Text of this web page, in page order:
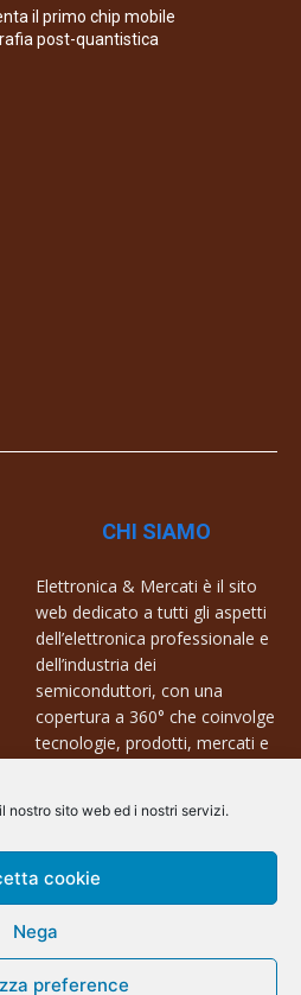
nostro sito web ed i nostri servizi.
cookie
Nega
preference
il primo chip mobile
post-quantistica
CHI SIAMO
Elettronica & Mercati è il sito
web dedicato a tutti gli aspetti
dell’elettronica professionale e
dell’industria dei
semiconduttori, con una
copertura a 360° che coinvolge
tecnologie, prodotti, mercati e
Contatti:
info@arscommunication.it